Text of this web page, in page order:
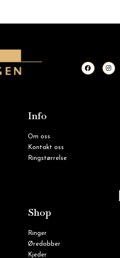
F
a
c
I
n
s
Info
Om oss
Kontakt oss
Ringstørrelse
Shop
Ringer
Øredobber
Kjeder